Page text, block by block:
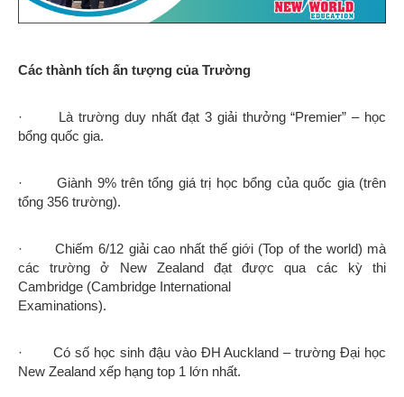
Các thành tích ấn tượng của Trường
· Là trường duy nhất đạt 3 giải thưởng “Premier” – học
bổng quốc gia.
· Giành 9% trên tổng giá trị học bổng của quốc gia (trên
tổng 356 trường).
· Chiếm 6/12 giải cao nhất thế giới (Top of the world) mà
các trường ở New Zealand đạt được qua các kỳ thi
Cambridge (Cambridge International
Examinations).
· Có số học sinh đậu vào ĐH Auckland – trường Đại học
New Zealand xếp hạng top 1 lớn nhất.